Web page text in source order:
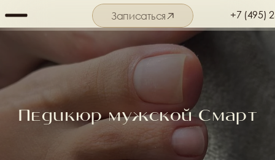
Записаться
Подробнее о салоне
+7 (495)
Педикюр мужской Смарт